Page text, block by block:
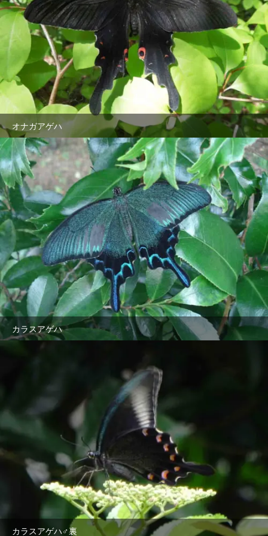
オナガアゲハ
カラスアゲハ
カラスアゲハ♂裏